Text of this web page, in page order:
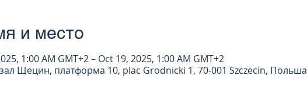
и место
1:00 AM GMT+2 – Oct 19, 2025, 1:00 AM GMT+2
Щецин, платформа 10, plac Grodnicki 1, 70-001 Szczecin, Польша